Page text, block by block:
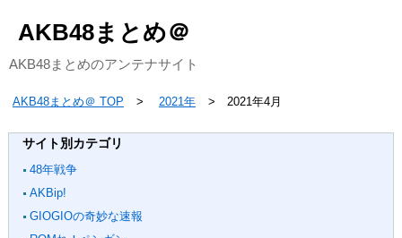
AKB48まとめ＠
AKB48まとめのアンテナサイト
AKB48まとめ＠ TOP 2021年 2021年4月
サイト別カテゴリ
48年戦争
AKBip!
GIOGIOの奇妙な速報